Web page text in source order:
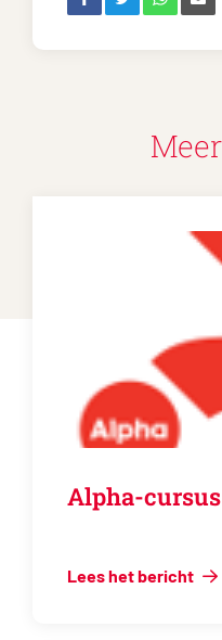
Alpha-cursus
Lees het bericht